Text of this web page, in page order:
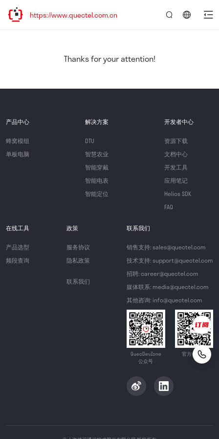
新址：https://www.quectel.com.cn
Thanks for your attention!
产品中心
蜂窝模组
单板电脑
解决方案
DTU
智慧农业
智能穿戴
智能电表
智能定位
开发者中心
资源下载
文档中心
开发工具
应用笔记
Helios SDK
FAQ
在线工具
产品选型
频段查询
政策
服务协议
隐私政策
联系我们
联系我们
销售支持: sales@quectel.com
技术支持: support@quectel.com
招聘: career@quectel.com
媒体联系: media@quectel.com
其他咨询: info@quectel.com
QuecDevZone
公众号
官方公众号